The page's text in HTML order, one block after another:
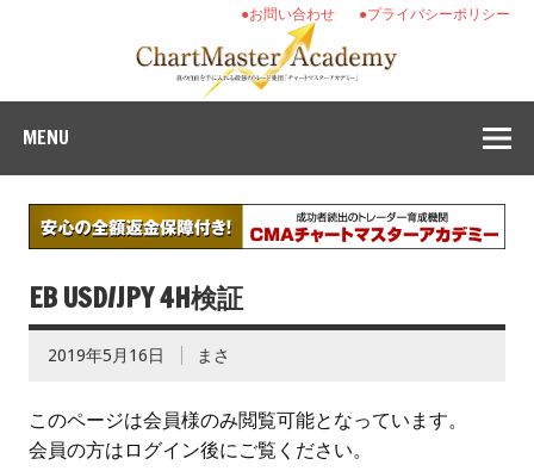
●プライバシーポリシー
●お問い合わせ
MENU
EB USD/JPY 4H検証
2019年5月16日 まさ
このページは会員様のみ閲覧可能となっています。
会員の方はログイン後にご覧ください。